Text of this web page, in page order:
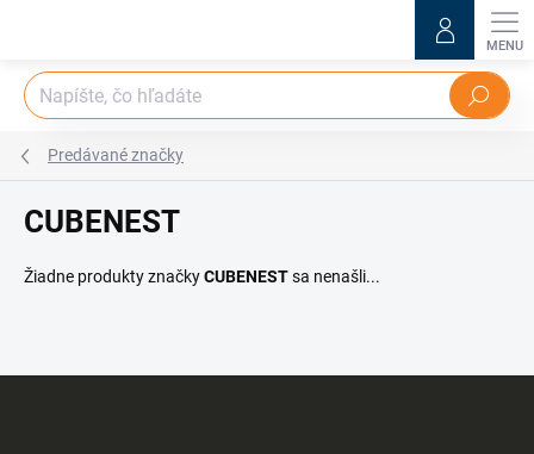
Hľadať
Predávané značky
CUBENEST
Žiadne produkty značkyCUBENESTsa nenašli...